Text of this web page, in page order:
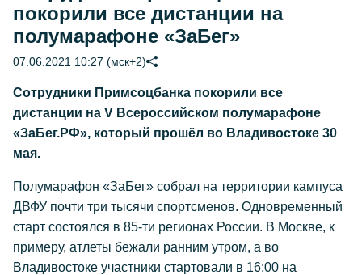
покорили все дистанции на
полумарафоне «ЗаБег»
07.06.2021 10:27 (мск+2)
Сотрудники Примсоцбанка покорили все
дистанции на V Всероссийском полумарафоне
«ЗаБег.РФ», который прошёл во Владивостоке 30
мая.
Полумарафон «ЗаБег» собрал на территории кампуса
ДВФУ почти три тысячи спортсменов. Одновременный
старт состоялся в 85-ти регионах России. В Москве, к
примеру, атлеты бежали ранним утром, а во
Владивостоке участники стартовали в 16:00 на